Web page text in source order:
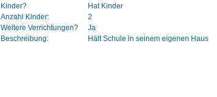
Kinder?
Hat Kinder
Anzahl Kinder:
2
Weitere Verrichtungen?
Ja
Beschreibung:
Hält Schule in seinem eigenen Haus